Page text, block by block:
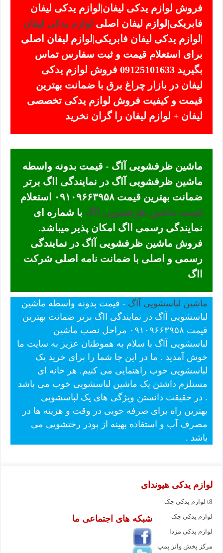
فروش لوازم یدکی لیفان|لوازم یدکی لیفان
فابریکی|لوازم لیفان اصلی لوازم یدکی لیفان
|لوازم یدکی لیفان فابریکی|لوازم لیفان اصلی
برای استعلام قیمت و ثبت سفارس تماس
بگیرید 09125101633 فروش لوازم یدکی
لیفان در بازار چراغ برق با ضمانت بهترین
قیمت و کیفیت فروش لوازم یدکی تخصصی
لیفان + لوازم لیفان را گران نخرید
ماشین ظرفشویی آاگ - قیمت بدونه واسطه
ماشین ظرفشویی آاگ در نمایندگی ااگ برتر
ضمانت بهترین قیمت ۰۹۱۰۹۶۶۳۹۵۸ استعلام
قیمت ماشین ظرفشویی ااگ با شماره ای
نمایندگی رسمی ااگ امکان پذیر میباشد.
فروش ماشین ظرفشویی آاگ در نمایندگی
رسمی و اصلی با ضمانت نامه اصلی شرکت
ااگ
ماشین لباسشویی آاگ - قیمت بدونه واسطه ماشین
لباسشویی آاگ در نمایندگی ااگ برتر ضمانت بهترین
قیمت ۰۹۱۰۹۶۶۳۹۵۸ مراحل نصب ماشین
لباسشویی آاگ با سلام به هموطنان عزیز به سایت ما
خوش آمدید . ما در این جا شما را برای خرید یک
لباسشویی خوب راهنمایی می کنیم. هر خانه ای
مستلزم داشتن یک ماشین لباسشویی خوب می باشد
. در حقیقت دانستن ویژگی های یک لباسشویی
بهترین راه برای صرفه جویی در وقت و هزینه ها در
مصرف آب و استفاده بهینه از پودر رختشویی می
باشد .
لوازم یدکی هیوندای
لوازم یدکی جک t8
لوازم یدکی جک
لوازم یدکی مزدا
مرکز پخش واتر پمپ
شبکه های اجتماعی ما